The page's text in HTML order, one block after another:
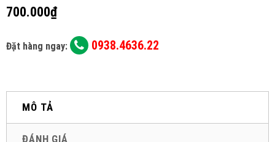
700.000₫
Đặt hàng ngay: 0938.4636.22
MÔ TẢ
ĐÁNH GIÁ